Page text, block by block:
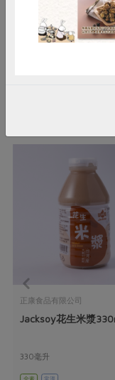
注意事項
正康食品有限公司
Jacksoy花生米漿
330毫升
全素 常溫